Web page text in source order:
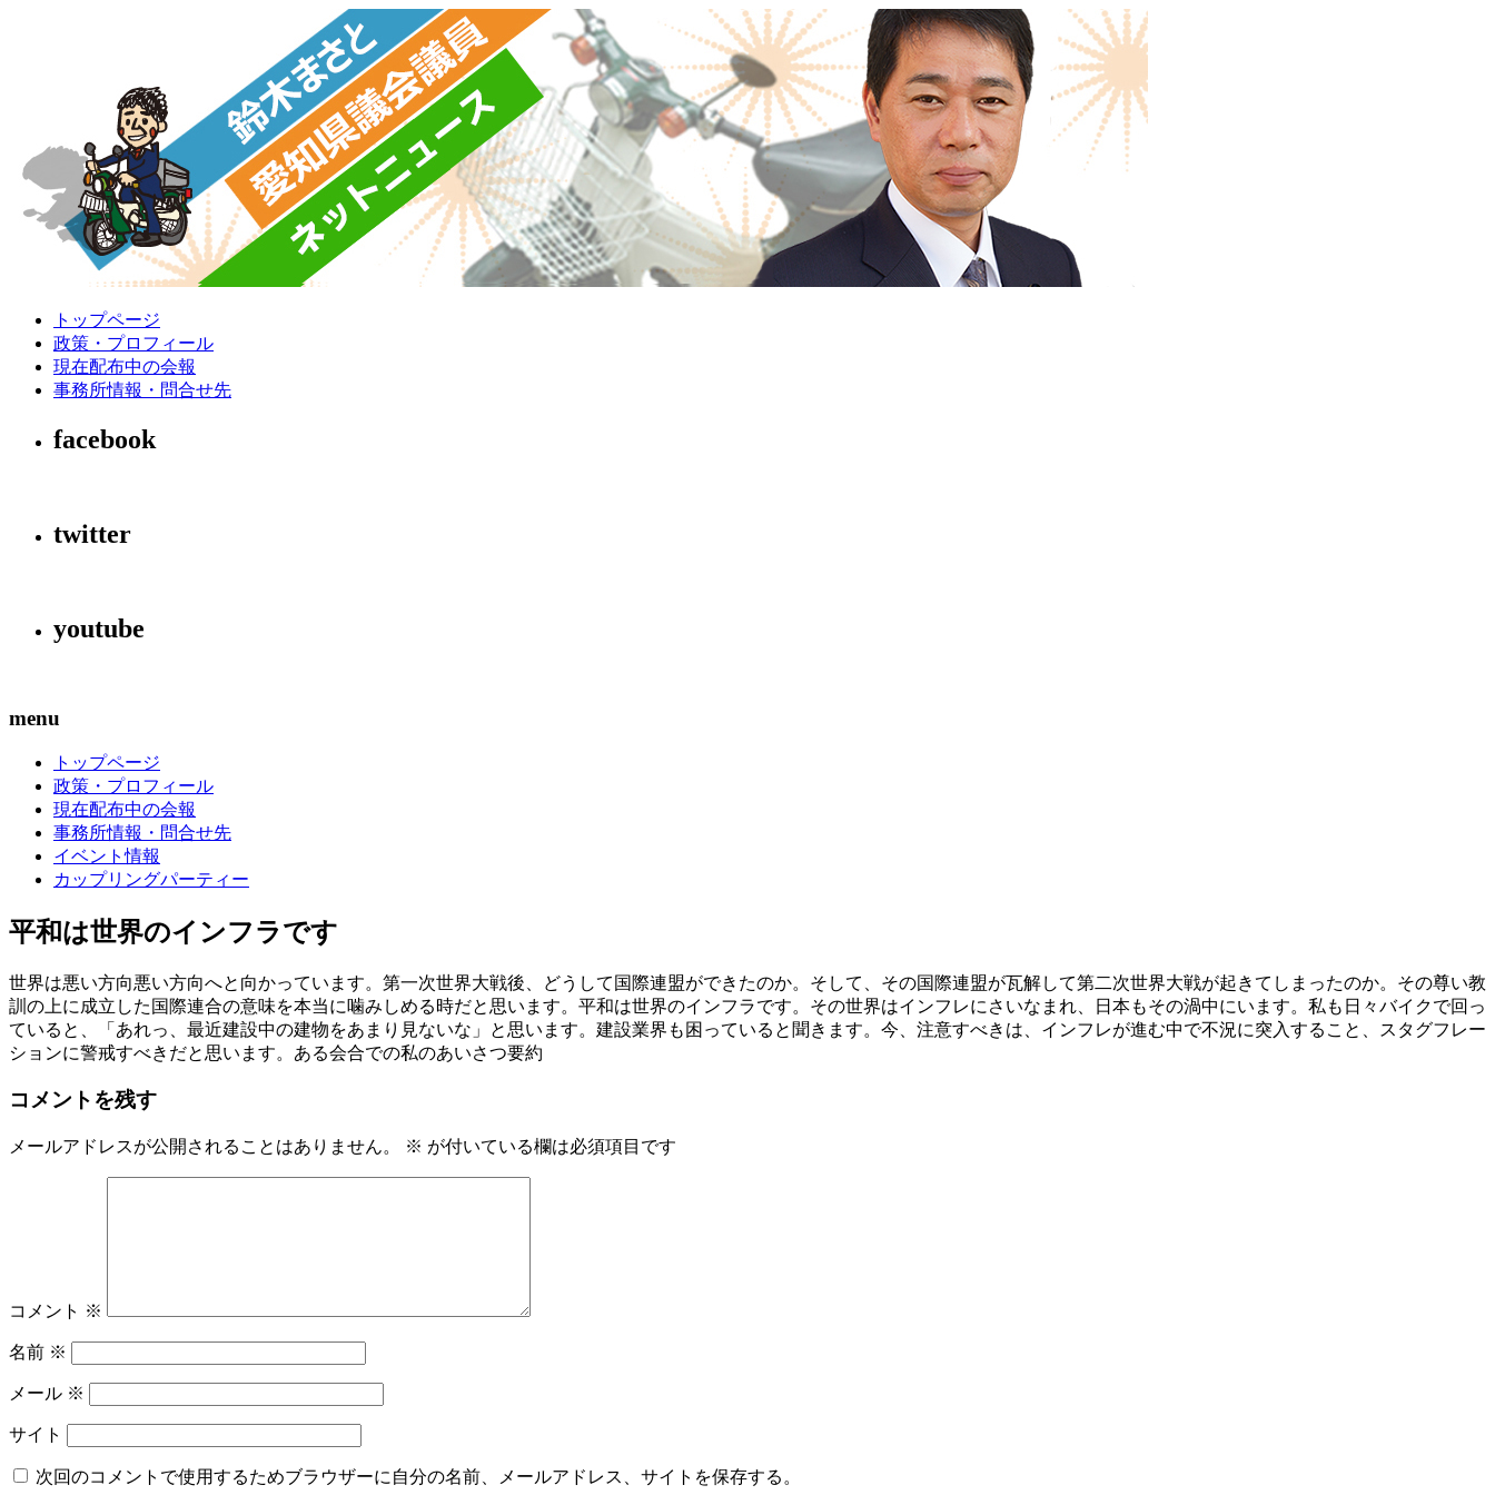
トップページ
政策・プロフィール
現在配布中の会報
事務所情報・問合せ先
facebook
twitter
youtube
menu
トップページ
政策・プロフィール
現在配布中の会報
事務所情報・問合せ先
イベント情報
カップリングパーティー
平和は世界のインフラです
世界は悪い方向悪い方向へと向かっています。第一次世界大戦後、どうして国際連盟ができたのか。そして、その国際連盟が瓦解して第二次世界大戦が起きてしまったのか。その尊い教
訓の上に成立した国際連合の意味を本当に噛みしめる時だと思います。平和は世界のインフラです。その世界はインフレにさいなまれ、日本もその渦中にいます。私も日々バイクで回っ
ていると、「あれっ、最近建設中の建物をあまり見ないな」と思います。建設業界も困っていると聞きます。今、注意すべきは、インフレが進む中で不況に突入すること、スタグフレー
ションに警戒すべきだと思います。ある会合での私のあいさつ要約
コメントを残す
メールアドレスが公開されることはありません。 ※ が付いている欄は必須項目です
コメント ※
名前 ※
メール ※
サイト
次回のコメントで使用するためブラウザーに自分の名前、メールアドレス、サイトを保存する。